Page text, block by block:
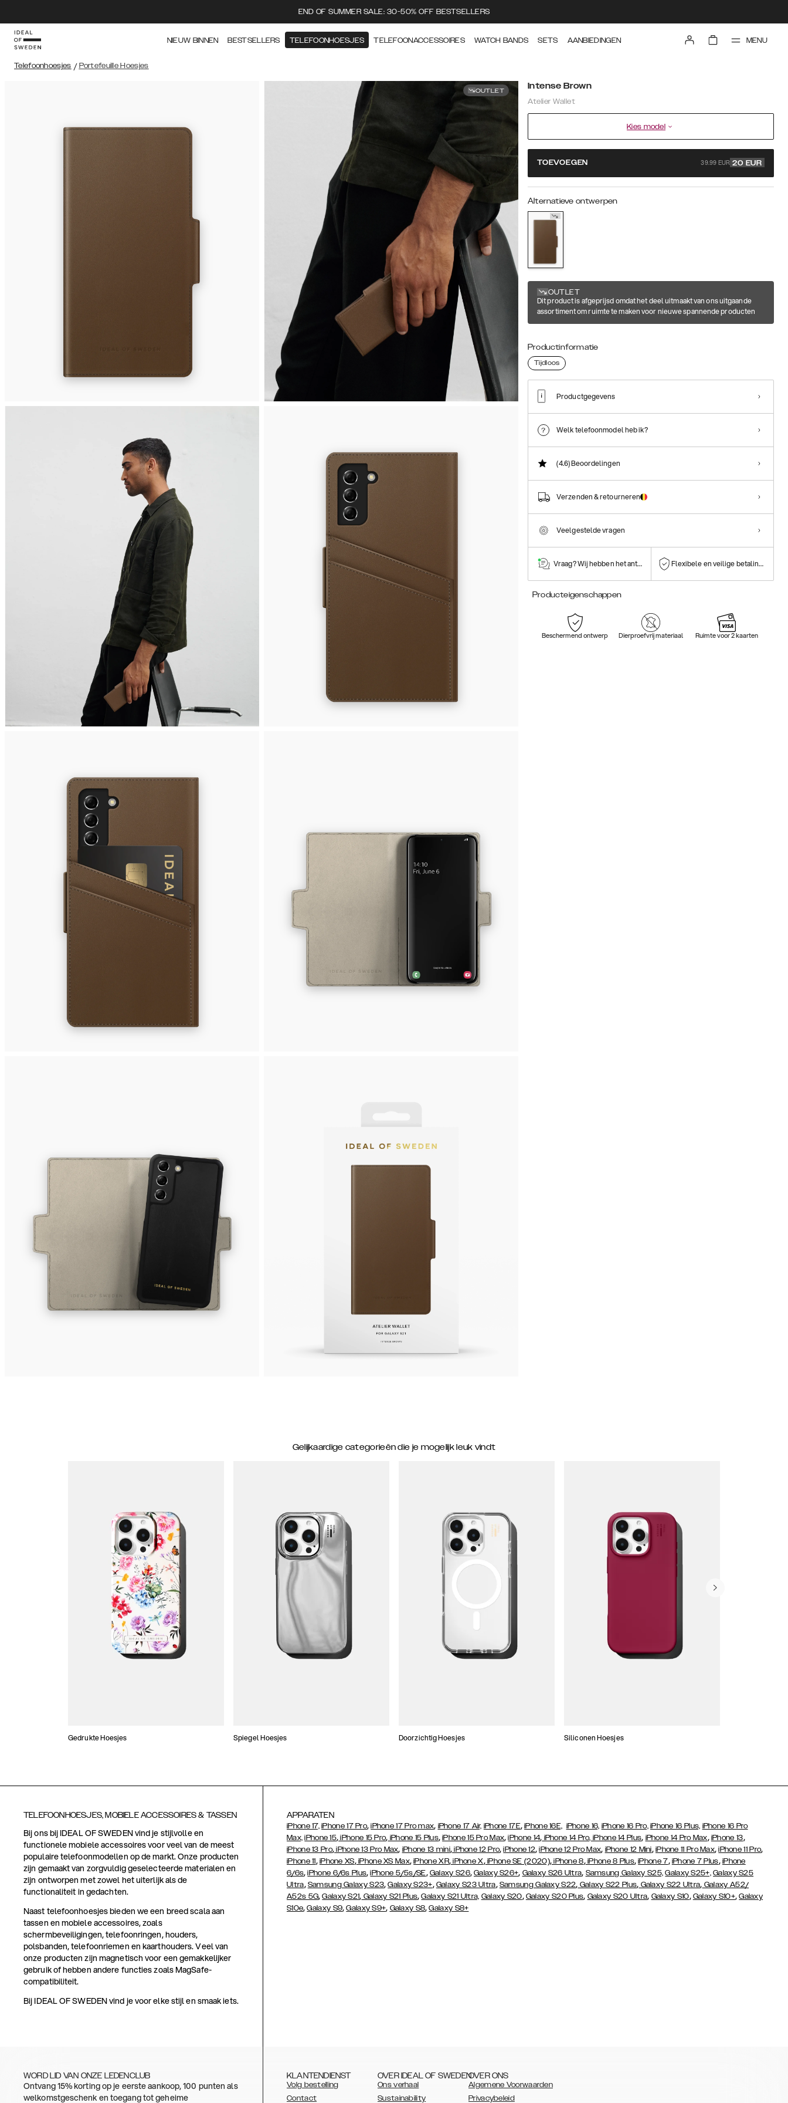
END OF SUMMER SALE: 30-50% OFF BESTSELLERS
NIEUW BINNEN BESTSELLERS TELEFOONHOESJES TELEFOONACCESSOIRES WATCH BANDS SETS AANBIEDINGEN MENU
Telefoonhoesjes / Portefeuille Hoesjes
OUTLET Intense Brown
Atelier Wallet
Kies model
TOEVOEGEN 39.99 EUR 20 EUR
Alternatieve ontwerpen
OUTLET
Dit product is afgeprijsd omdat het deel uitmaakt van ons uitgaande
assortiment om ruimte te maken voor nieuwe spannende producten
Productinformatie
Tijdloos
Productgegevens
Welk telefoonmodel heb ik?
(4.6)Beoordelingen
Verzenden & retourneren
Veelgestelde vragen
Vraag? Wij hebben het antwoord! Flexibele en veilige betalingen
Producteigenschappen
Beschermend ontwerp Dierproefvrij materiaal Ruimte voor 2 kaarten
Gelijkaardige categorieën die je mogelijk leuk vindt
Gedrukte Hoesjes Spiegel Hoesjes Doorzichtig Hoesjes Siliconen Hoesjes
TELEFOONHOESJES, MOBIELE ACCESSOIRES & TASSEN
Bij ons bij IDEAL OF SWEDEN vind je stijlvolle en
functionele mobiele accessoires voor veel van de meest
populaire telefoonmodellen op de markt. Onze producten
zijn gemaakt van zorgvuldig geselecteerde materialen en
zijn ontworpen met zowel het uiterlijk als de
functionaliteit in gedachten.
Naast telefoonhoesjes bieden we een breed scala aan
tassen en mobiele accessoires, zoals
schermbeveiligingen, telefoonringen, houders,
polsbanden, telefoonriemen en kaarthouders. Veel van
onze producten zijn magnetisch voor een gemakkelijker
gebruik of hebben andere functies zoals MagSafe-
compatibiliteit.
Bij IDEAL OF SWEDEN vind je voor elke stijl en smaak iets.
APPARATEN
iPhone 17, iPhone 17 Pro,iPhone 17 Pro max, iPhone 17 Air, iPhone 17E,iPhone 16E, iPhone 16, iPhone 16 Pro, iPhone 16 Plus, iPhone 16 Pro
Max, iPhone 15, iPhone 15 Pro, iPhone 15 Plus,iPhone 15 Pro Max,iPhone 14, iPhone 14 Pro, iPhone 14 Plus, iPhone 14 Pro Max, iPhone 13,
iPhone 13 Pro, iPhone 13 Pro Max, iPhone 13 mini,iPhone 12 Pro,iPhone 12,iPhone 12 Pro Max, iPhone 12 Mini, iPhone 11 Pro Max,iPhone 11 Pro,
iPhone 11, iPhone XS,iPhone XS Max,iPhone XR,iPhone X,iPhone SE (2020),iPhone 8,iPhone 8 Plus,iPhone 7, iPhone 7 Plus, iPhone
6/6s,iPhone 6/6s Plus,iPhone 5/5s/SE, Galaxy S26,Galaxy S26+, Galaxy S26 Ultra, Samsung Galaxy S25, Galaxy S25+, Galaxy S25
Ultra, Samsung Galaxy S23,Galaxy S23+, Galaxy S23 Ultra, Samsung Galaxy S22, Galaxy S22 Plus, Galaxy S22 Ultra, Galaxy A52/
A52s 5G,Galaxy S21, Galaxy S21 Plus,Galaxy S21 Ultra, Galaxy S20, Galaxy S20 Plus, Galaxy S20 Ultra, Galaxy S10, Galaxy S10+,Galaxy
S10e,Galaxy S9,Galaxy S9+, Galaxy S8,Galaxy S8+
WORD LID VAN ONZE LEDENCLUB
Ontvang 15% korting op je eerste aankoop, 100 punten als
welkomstgeschenk en toegang tot geheime
KLANTENDIENST
Volg bestelling
Contact
OVER IDEAL OF SWEDEN
Ons verhaal
Sustainability
OVER ONS
Algemene Voorwaarden
Privacybeleid